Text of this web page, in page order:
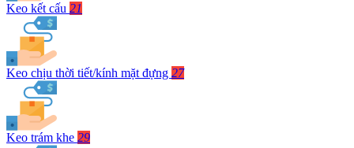
Keo kết cấu 21
Keo chịu thời tiết/kính mặt đựng 27
Keo trám khe 29